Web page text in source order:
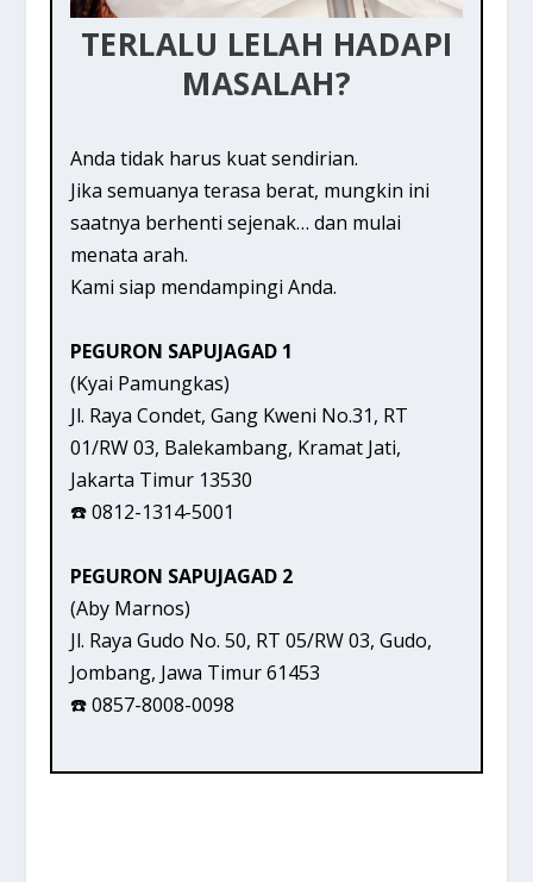
TERLALU LELAH HADAPI
MASALAH?
Anda tidak harus kuat sendirian.
Jika semuanya terasa berat, mungkin ini
saatnya berhenti sejenak… dan mulai
menata arah.
Kami siap mendampingi Anda.
PEGURON SAPUJAGAD 1
(Kyai Pamungkas)
Jl. Raya Condet, Gang Kweni No.31, RT
01/RW 03, Balekambang, Kramat Jati,
Jakarta Timur 13530
☎️ 0812-1314-5001
PEGURON SAPUJAGAD 2
(Aby Marnos)
Jl. Raya Gudo No. 50, RT 05/RW 03, Gudo,
Jombang, Jawa Timur 61453
☎️ 0857-8008-0098